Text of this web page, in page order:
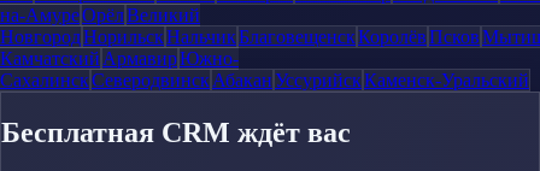
на-АмуреОрёлВеликий
НовгородНорильскНальчикБлаговещенскКоролёвПсков
Камчатский АрмавирЮжно-
СахалинскСеверодвинскАбаканУссурийскКаменск-Уральский
Бесплатная CRM ждёт вас